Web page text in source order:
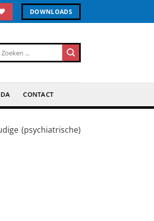
DOWNLOADS
CONTACT
(psychiatrische)